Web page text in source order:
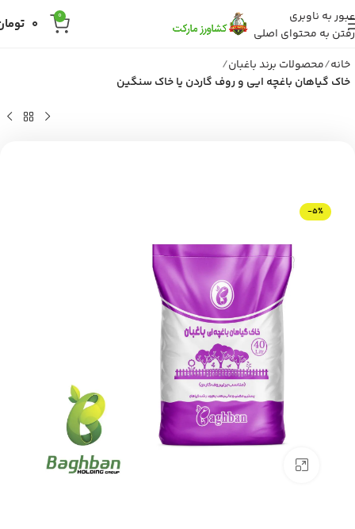
عبور به ناوبری
رفتن به محتوای اصلی
0
0
خانه محصولات برند باغبان
خاک گیاهان باغچه ایی و روف گاردن یا خاک سنگین
-5%